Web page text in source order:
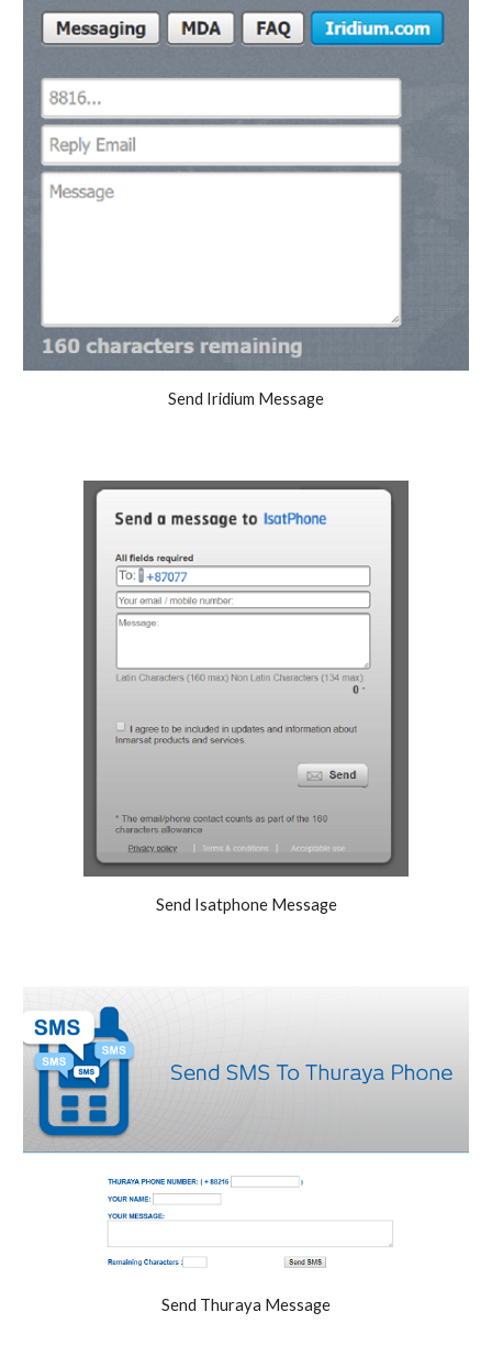
Send Iridium Message
Send Isatphone Message
Send Thuraya Message